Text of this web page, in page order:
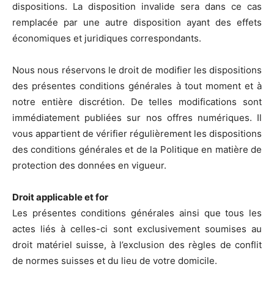
dispositions. La disposition invalide sera dans ce cas
remplacée par une autre disposition ayant des effets
économiques et juridiques correspondants.
Nous nous réservons le droit de modifier les dispositions
des présentes conditions générales à tout moment et à
notre entière discrétion. De telles modifications sont
immédiatement publiées sur nos offres numériques. Il
vous appartient de vérifier régulièrement les dispositions
des conditions générales et de la Politique en matière de
protection des données en vigueur.
Droit applicable et for
Les présentes conditions générales ainsi que tous les
actes liés à celles-ci sont exclusivement soumises au
droit matériel suisse, à l’exclusion des règles de conflit
de normes suisses et du lieu de votre domicile.